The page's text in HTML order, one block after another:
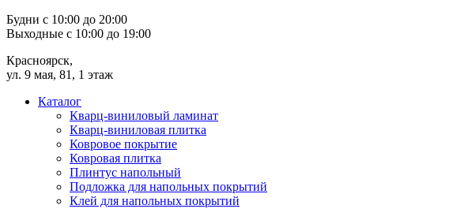
Будни с 10:00 до 20:00
Выходные с 10:00 до 19:00
Красноярск,
ул. 9 мая, 81, 1 этаж
Каталог
Кварц-виниловый ламинат
Кварц-виниловая плитка
Ковровое покрытие
Ковровая плитка
Плинтус напольный
Подложка для напольных покрытий
Клей для напольных покрытий